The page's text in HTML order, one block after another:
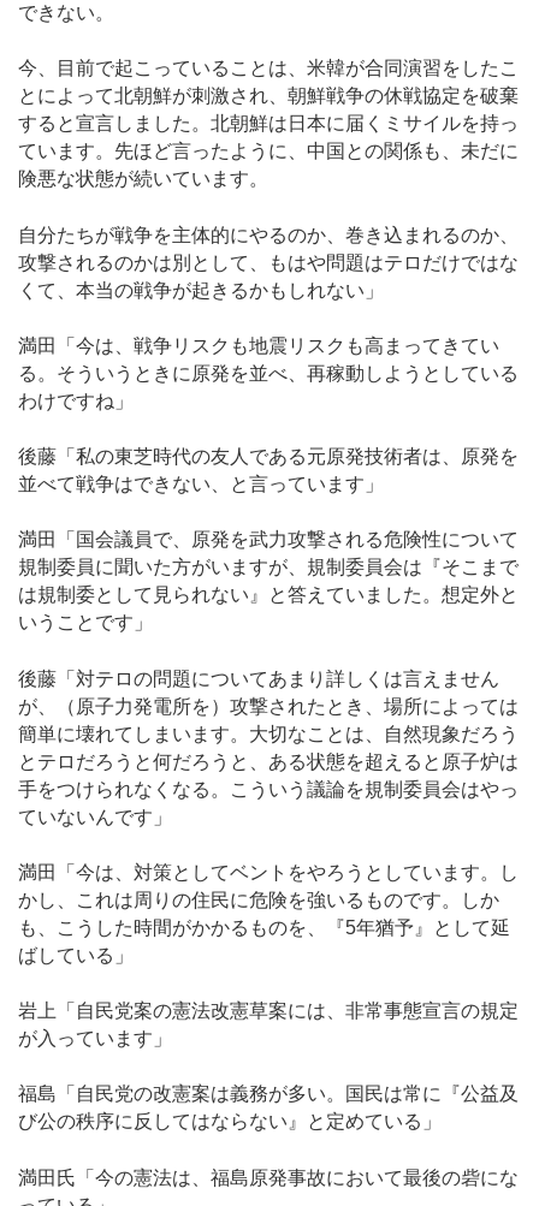
できない。
今、目前で起こっていることは、米韓が合同演習をしたこ
とによって北朝鮮が刺激され、朝鮮戦争の休戦協定を破棄
すると宣言しました。北朝鮮は日本に届くミサイルを持っ
ています。先ほど言ったように、中国との関係も、未だに
険悪な状態が続いています。
自分たちが戦争を主体的にやるのか、巻き込まれるのか、
攻撃されるのかは別として、もはや問題はテロだけではな
くて、本当の戦争が起きるかもしれない」
満田「今は、戦争リスクも地震リスクも高まってきてい
る。そういうときに原発を並べ、再稼動しようとしている
わけですね」
後藤「私の東芝時代の友人である元原発技術者は、原発を
並べて戦争はできない、と言っています」
満田「国会議員で、原発を武力攻撃される危険性について
規制委員に聞いた方がいますが、規制委員会は『そこまで
は規制委として見られない』と答えていました。想定外と
いうことです」
後藤「対テロの問題についてあまり詳しくは言えません
が、（原子力発電所を）攻撃されたとき、場所によっては
簡単に壊れてしまいます。大切なことは、自然現象だろう
とテロだろうと何だろうと、ある状態を超えると原子炉は
手をつけられなくなる。こういう議論を規制委員会はやっ
ていないんです」
満田「今は、対策としてベントをやろうとしています。し
かし、これは周りの住民に危険を強いるものです。しか
も、こうした時間がかかるものを、『5年猶予』として延
ばしている」
岩上「自民党案の憲法改憲草案には、非常事態宣言の規定
が入っています」
福島「自民党の改憲案は義務が多い。国民は常に『公益及
び公の秩序に反してはならない』と定めている」
満田氏「今の憲法は、福島原発事故において最後の砦にな